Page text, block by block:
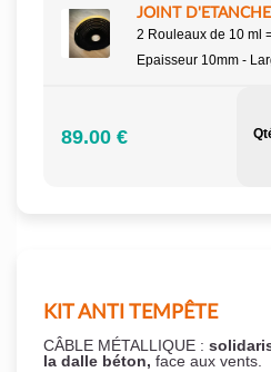
JOINT
2 Rouleaux de 10 ml
Epaisseur 10mm -
89.00 €
KIT ANTI TEMPÊTE
CÂBLE MÉTALLIQUE :
la dalle béton, face aux vents.